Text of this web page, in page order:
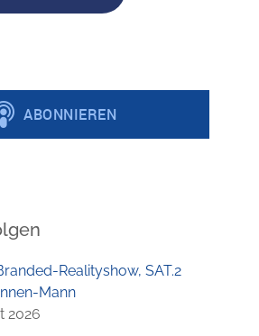
Realityshow, SAT.2
Mann
2026